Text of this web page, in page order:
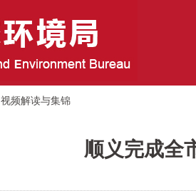
视频解读与集锦
顺义完成全